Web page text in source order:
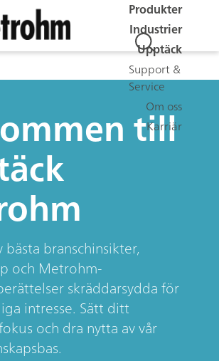
Produkter
Industrier
Upptäck
Support &
Service
Om oss
Karriär
till
bästa branschinsikter,
och Metrohm-
skräddarsydda för
intresse. Sätt ditt
och dra nytta av vår